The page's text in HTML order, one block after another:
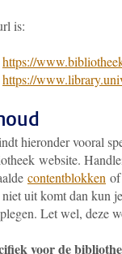
is:
https://
https://
hieronder vooral
website.
contentblokken of
niet uit komt dan kun
Let wel, deze
voor de